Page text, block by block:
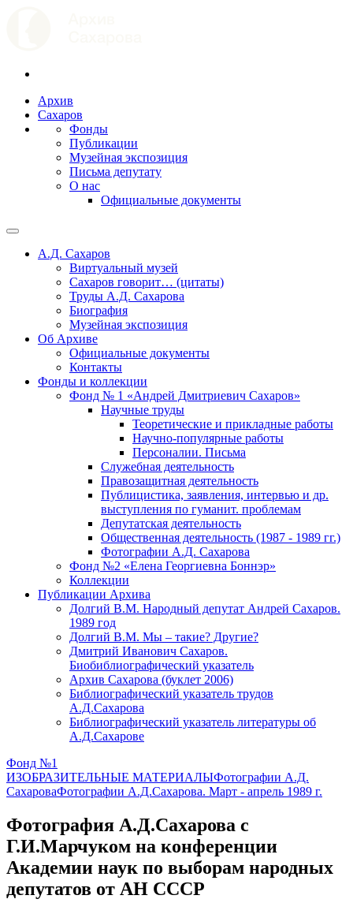
Архив
Сахаров
Фонды
Публикации
Музейная экспозиция
Письма депутату
О нас
Официальные документы
А.Д. Сахаров
Виртуальный музей
Сахаров говорит… (цитаты)
Труды А.Д. Сахарова
Биография
Музейная экспозиция
Об Архиве
Официальные документы
Контакты
Фонды и коллекции
Фонд № 1 «Андрей Дмитриевич Сахаров»
Научные труды
Теоретические и прикладные работы
Научно-популярные работы
Персоналии. Письма
Служебная деятельность
Правозащитная деятельность
Публицистика, заявления, интервью и др.
выступления по гуманит. проблемам
Депутатская деятельность
Общественная деятельность (1987 - 1989 гг.)
Фотографии А.Д. Сахарова
Фонд №2 «Елена Георгиевна Боннэр»
Коллекции
Публикации Архива
Долгий В.М. Народный депутат Андрей Сахаров.
1989 год
Долгий В.М. Мы – такие? Другие?
Дмитрий Иванович Сахаров.
Биобиблиографический указатель
Архив Сахарова (буклет 2006)
Библиографический указатель трудов
А.Д.Сахарова
Библиографический указатель литературы об
А.Д.Сахарове
Фонд №1
ИЗОБРАЗИТЕЛЬНЫЕ МАТЕРИАЛЫФотографии А.Д.
СахароваФотографии А.Д.Сахарова. Март - апрель 1989 г.
Фотография А.Д.Сахарова с
Г.И.Марчуком на конференции
Академии наук по выборам народных
депутатов от АН СССР